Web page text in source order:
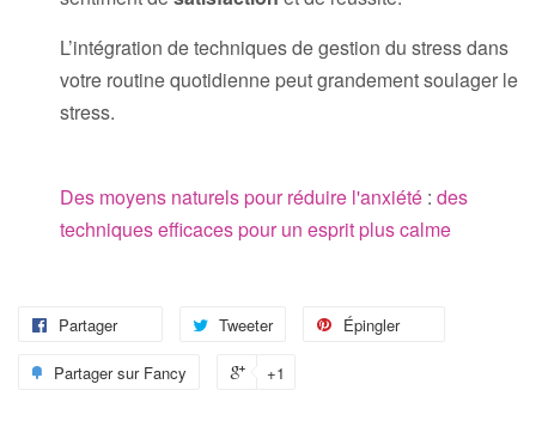
L’intégration de techniques de gestion du stress dans
votre routine quotidienne peut grandement soulager le
stress.
Des moyens naturels pour réduire l'anxiété : des
techniques efficaces pour un esprit plus calme
Partager Tweeter Épingler
Partager sur Fancy +1